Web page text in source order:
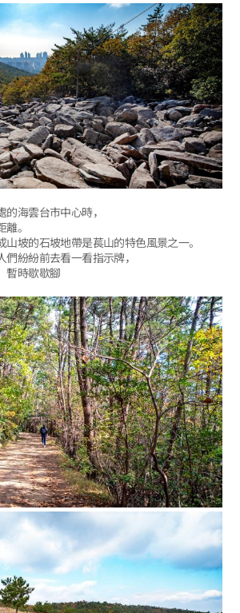
海雲台市中心時，
。
坡的石坡地帶是萇山的特色風景之一。
紛紛前去看一看指示牌，
暫時歇歇腳